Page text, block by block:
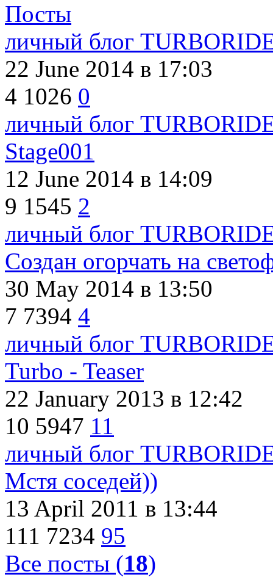
Посты
личный блог
22 June 2014 в 17:03
4 1026 0
личный блог
Stage001
12 June 2014 в 14:09
9 1545 2
личный блог
Создан огорчать на
30 May 2014 в 13:50
7 7394 4
личный блог
Turbo - Teaser
22 January 2013 в 12:42
10 5947 11
личный блог
Мстя соседей))
13 April 2011 в 13:44
111 7234 95
Все посты (18)